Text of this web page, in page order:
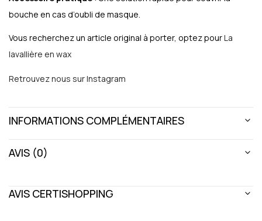
bouche en cas d’oubli de masque.
Vous recherchez un article original à porter, optez pourLa
lavallière en wax
Retrouvez nous sur Instagram
INFORMATIONS COMPLÉMENTAIRES
AVIS (0)
AVIS CERTISHOPPING